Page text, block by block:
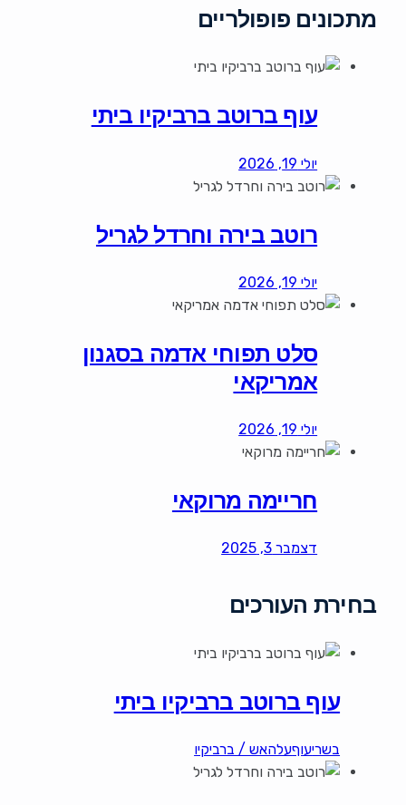
מתכונים פופולריים
עוף ברוטב ברביקיו ביתי
יולי 19, 2026
רוטב בירה וחרדל לגריל
יולי 19, 2026
סלט תפוחי אדמה בסגנון
אמריקאי
יולי 19, 2026
חריימה מרוקאי
דצמבר 3, 2025
בחירת העורכים
עוף ברוטב ברביקיו ביתי
בשריעוףעלהאש / ברביקיו